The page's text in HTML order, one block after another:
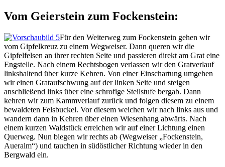
Vom Geierstein zum Fockenstein:
Für den Weiterweg zum Fockenstein gehen wir
vom Gipfelkreuz zu einem Wegweiser. Dann queren wir die
Gipfelfelsen an ihrer rechten Seite und passieren direkt am Grat eine
Engstelle. Nach einem Rechtsbogen verlassen wir den Gratverlauf
linkshaltend über kurze Kehren. Von einer Einschartung umgehen
wir einen Grataufschwung auf der linken Seite und steigen
anschließend links über eine schrofige Steilstufe bergab. Dann
kehren wir zum Kammverlauf zurück und folgen diesem zu einem
bewaldeten Felsbuckel. Vor diesem weichen wir nach links aus und
wandern dann in Kehren über einen Wiesenhang abwärts. Nach
einem kurzen Waldstück erreichen wir auf einer Lichtung einen
Querweg. Nun biegen wir rechts ab (Wegweiser „Fockenstein,
Aueralm“) und tauchen in südöstlicher Richtung wieder in den
Bergwald ein.